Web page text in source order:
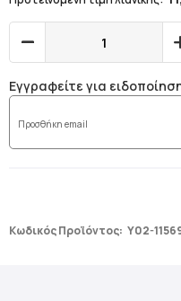
Εγγραφείτε για
Κωδικός Προϊόντος: Y02-